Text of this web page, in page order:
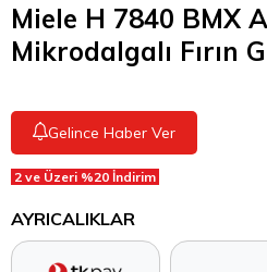
Miele H 7840 BMX
Mikrodalgalı Fırın
Gelince Haber Ver
2 ve Üzeri %20 İndirim
AYRICALIKLAR